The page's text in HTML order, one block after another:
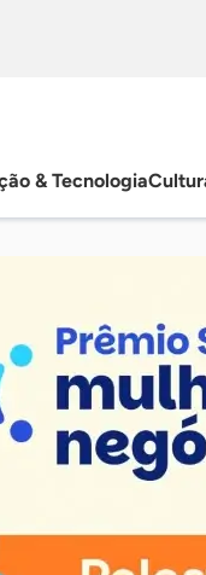
& Tecnologia